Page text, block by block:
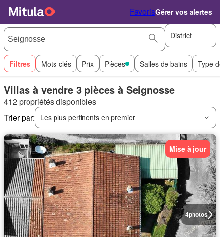
FavorisGérer vos alertes
District
Filtres Mots-clés Prix Pièces Salles de bains Type
Villas à vendre 3 pièces à Seignosse
412 propriétés disponibles
Trier par:
Les plus pertinents en premier
4photos
Mise à jour